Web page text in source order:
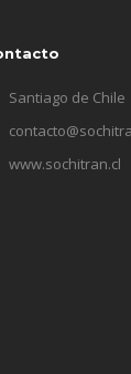
Santiago de Chile
www.sochitran.cl